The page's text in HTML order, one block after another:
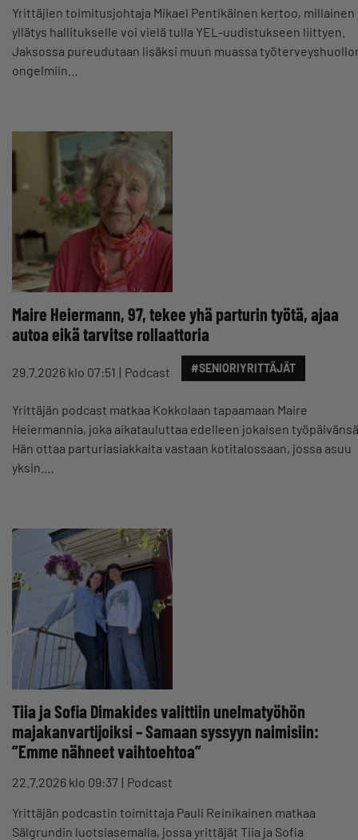
Yrittäjien toimitusjohtaja Mikael Pentikäinen kertoo, millainen
yllätys hallitukselle voi vielä tulla YEL-uudistukseen liittyen.
Jaksossa pureudutaan lisäksi muun muassa
ongelmiin…
Maire Heiermann, 97, tekee yhä parturin työtä, ajaa
autoa eikä tarvitse rollaattoria
29.7.2026 klo 07:51 Podcast #SENIORIYRITTÄJÄT
Yrittäjän podcast matkaa Kokkolaan tapaamaan Maire
Heiermannia, joka aikatauluttaa edelleen jokaisen
Hän ottaa parturiasiakkaita vastaan kotitalossaan, jossa asuu
yksin.…
Tiia ja Sofia Dimakides valittiin unelmatyöhön
majakanvartijoiksi – Samaan syssyyn naimisiin:
”Emme nähneet vaihtoehtoa”
22.7.2026 klo 09:37
Podcast
Yrittäjän podcastin toimittaja Pauli Reinikainen matkaa
Sälgrundin luotsiasemalla, jossa yrittäjät Tiia ja Sofia